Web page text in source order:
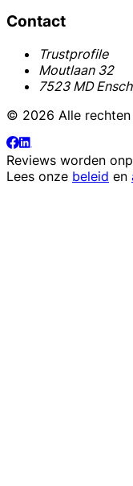
Contact
Trustprofile
Moutlaan 32
7523 MD
© 2026 Alle
Reviews worden
Lees onze beleid en